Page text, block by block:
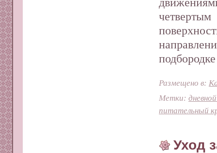
Размещено в:
Метки:
питательный
Уход